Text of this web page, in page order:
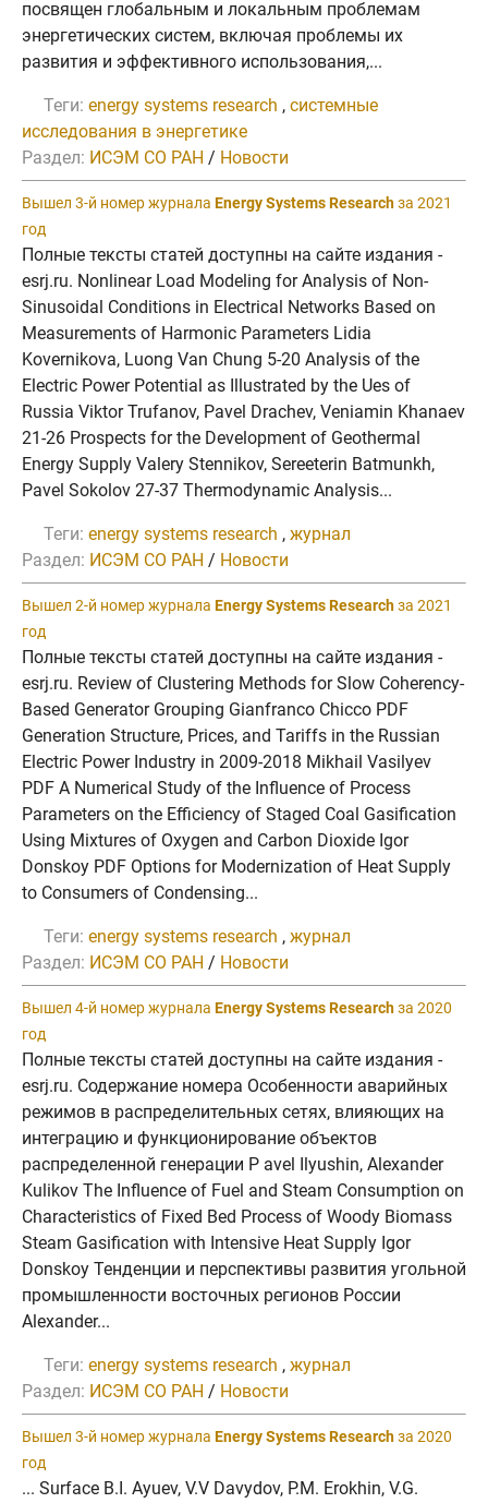
посвящен глобальным и локальным проблемам
энергетических систем, включая проблемы их
развития и эффективного использования,...
Теги: energy systems research , системные
исследования в энергетике
Раздел: ИСЭМ СО РАН / Новости
Вышел 3-й номер журнала Energy Systems Researchза 2021
год
Полные тексты статей доступны на сайте издания -
esrj.ru. Nonlinear Load Modeling for Analysis of Non-
Sinusoidal Conditions in Electrical Networks Based on
Measurements of Harmonic Parameters Lidia
Kovernikova, Luong Van Chung 5-20 Analysis of the
Electric Power Potential as Illustrated by the Ues of
Russia Viktor Trufanov, Pavel Drachev, Veniamin Khanaev
21-26 Prospects for the Development of Geothermal
Energy Supply Valery Stennikov, Sereeterin Batmunkh,
Pavel Sokolov 27-37 Thermodynamic Analysis...
Теги: energy systems research , журнал
Раздел: ИСЭМ СО РАН / Новости
Вышел 2-й номер журнала Energy Systems Researchза 2021
год
Полные тексты статей доступны на сайте издания -
esrj.ru. Review of Clustering Methods for Slow Coherency-
Based Generator Grouping Gianfranco Chicco PDF
Generation Structure, Prices, and Tariffs in the Russian
Electric Power Industry in 2009-2018 Mikhail Vasilyev
PDF A Numerical Study of the Influence of Process
Parameters on the Efficiency of Staged Coal Gasification
Using Mixtures of Oxygen and Carbon Dioxide Igor
Donskoy PDF Options for Modernization of Heat Supply
to Consumers of Condensing...
Теги: energy systems research , журнал
Раздел: ИСЭМ СО РАН / Новости
Вышел 4-й номер журнала Energy Systems Researchза 2020
год
Полные тексты статей доступны на сайте издания -
esrj.ru. Содержание номера Особенности аварийных
режимов в распределительных сетях, влияющих на
интеграцию и функционирование объектов
распределенной генерации P avel Ilyushin, Alexander
Kulikov The Influence of Fuel and Steam Consumption on
Characteristics of Fixed Bed Process of Woody Biomass
Steam Gasification with Intensive Heat Supply Igor
Donskoy Тенденции и перспективы развития угольной
промышленности восточных регионов России
Alexander...
Теги: energy systems research , журнал
Раздел: ИСЭМ СО РАН / Новости
Вышел 3-й номер журнала Energy Systems Researchза 2020
год
... Surface B.I. Ayuev, V.V Davydov, P.M. Erokhin, V.G.